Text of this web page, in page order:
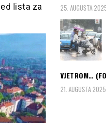
lista za
25. AUGUSTA
VJETROM…
21. AUGUSTA 2025